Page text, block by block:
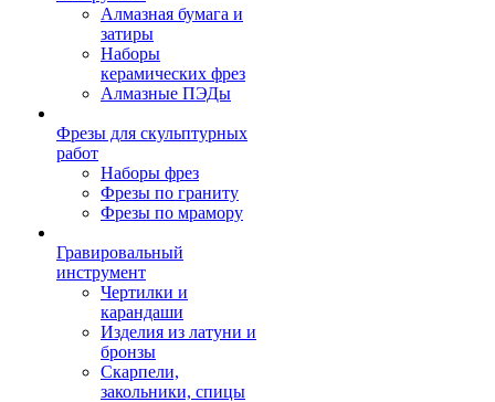
Алмазная бумага и
затиры
Наборы
керамических фрез
Алмазные ПЭДы
Фрезы для скульптурных
работ
Наборы фрез
Фрезы по граниту
Фрезы по мрамору
Гравировальный
инструмент
Чертилки и
карандаши
Изделия из латуни и
бронзы
Скарпели,
закольники, спицы